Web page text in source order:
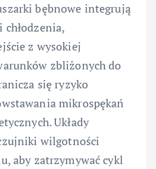
bębnowe integrują
z wysokiej
zbliżonych do
się ryzyko
mikrospękań
Układy
wilgotności
aby zatrzymywać cykl